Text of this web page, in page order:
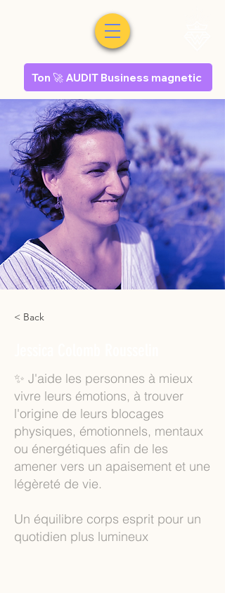
Ton 🚀 AUDIT Business magnetic
< Back
✨ J'aide les personnes à mieux
vivre leurs émotions, à trouver
l'origine de leurs blocages
physiques, émotionnels, mentaux
ou énergétiques afin de les
amener vers un apaisement et une
légèreté de vie.
Un équilibre corps esprit pour un
quotidien plus lumineux